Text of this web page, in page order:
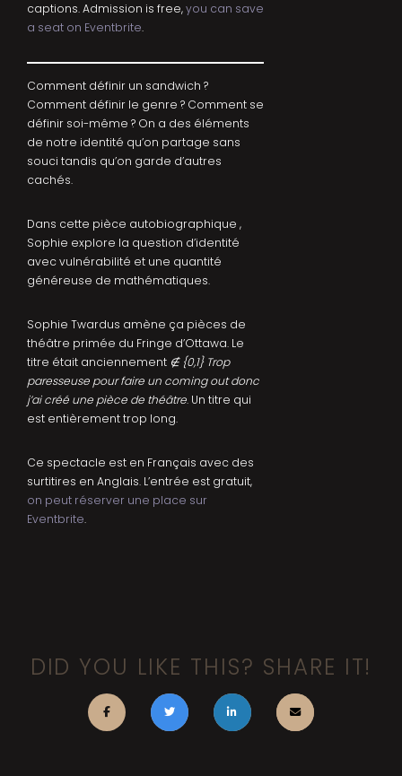
captions. Admission is free,you can save
a seat on Eventbrite.
Comment définir un sandwich ?
Comment définir le genre ? Comment se
définir soi-même ? On a des éléments
de notre identité qu’on partage sans
souci tandis qu’on garde d’autres
cachés.
Dans cette pièce autobiographique ,
Sophie explore la question d’identité
avec vulnérabilité et une quantité
généreuse de mathématiques.
Sophie Twardus amène ça pièces de
théâtre primée du Fringe d’Ottawa. Le
titre était anciennement ∉ {0,1} Trop
paresseuse pour faire un coming out donc
j’ai créé une pièce de théâtre. Un titre qui
est entièrement trop long.
Ce spectacle est en Français avec des
surtitires en Anglais. L’entrée est gratuit,
on peut réserver une place sur
Eventbrite.
DID YOU LIKE THIS? SHARE IT!